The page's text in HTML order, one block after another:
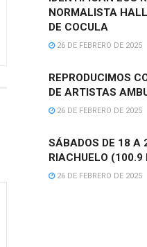
NORMALISTA
DE COCULA
26 DE FEBRERO DE 2025
REPRODUCIMOS
DE ARTISTAS
26 DE FEBRERO DE 2025
SÁBADOS DE 18 A
RIACHUELO (100.9
26 DE FEBRERO DE 2025